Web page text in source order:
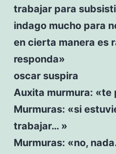
trabajar para
indago mucho para
en cierta manera es
responda»
oscar suspira
Auxita murmura: «te
Murmuras: «si
trabajar… »
Murmuras: «no,